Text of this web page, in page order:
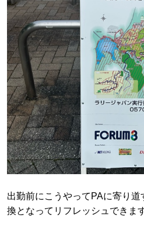
出勤前にこうやってPAに寄り
換となってリフレッシュできま